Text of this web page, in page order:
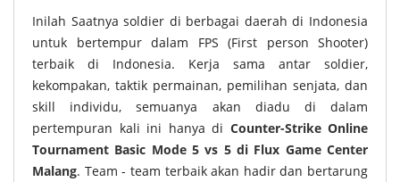
Inilah Saatnya soldier di berbagai daerah di Indonesia
untuk bertempur dalam FPS (First person Shooter)
terbaik di Indonesia. Kerja sama antar soldier,
kekompakan, taktik permainan, pemilihan senjata, dan
skill individu, semuanya akan diadu di dalam
pertempuran kali ini hanya di Counter-Strike Online
Tournament Basic Mode 5 vs 5 di Flux Game Center
Malang. Team - team terbaik akan hadir dan bertarung